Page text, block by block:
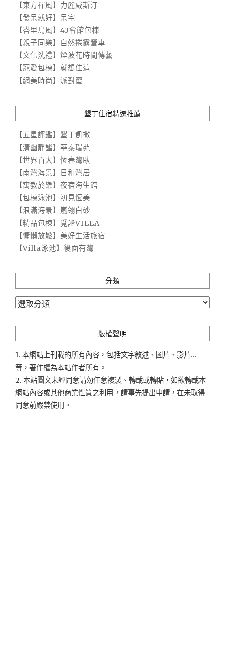
【東方禪風】力麗威斯汀
【發呆就好】呆宅
【峇里島風】43會館包棟
【親子同樂】自然捲露營車
【文化洗禮】煙波花時間傳藝
【寵愛包棟】就想住這
【網美時尚】派對蜜
墾丁住宿精選推薦
【五星評鑑】墾丁凱撒
【清幽靜謐】華泰瑞苑
【世界百大】恆春灣臥
【南灣海景】日和灣居
【寓教於樂】夜宿海生館
【包棟泳池】初見恆美
【浪滿海景】嵐翎白砂
【精品包棟】覓謐VILLA
【慵懶放鬆】美好生活旅宿
【Villa泳池】後面有灣
分類
分
版權聲明
1. 本網站上刊載的所有內容，包括文字敘述、圖片、影片...
等，著作權為本站作者所有。
2. 本站圖文未經同意請勿任意複製、轉載或轉貼，如欲轉載本
網站內容或其他商業性質之利用，請事先提出申請，在未取得
同意前嚴禁使用。